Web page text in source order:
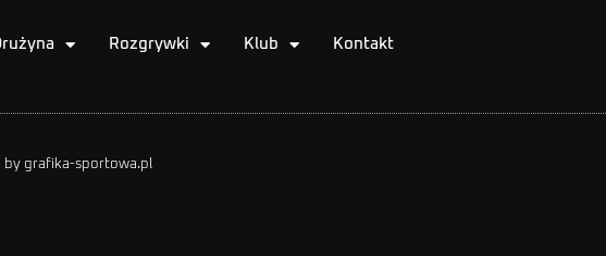
Rozgrywki Klub Kontakt
by grafika-sportowa.pl